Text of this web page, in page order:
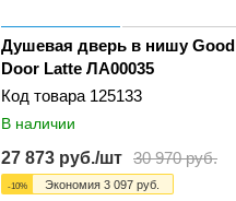
Душевая дверь в нишу Good
Door Latte ЛА00035
Код товара 125133
В наличии
27 873 руб./шт 30 970руб.
-10% Экономия 3 097 руб.